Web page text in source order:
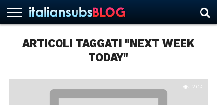
ARTICOLI TAGGATI "NEXT WEEK
TODAY"
2.0K